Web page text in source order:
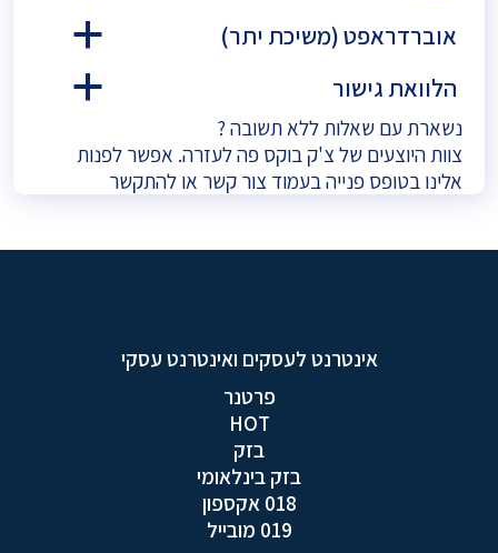
a
אוברדראפט (משיכת יתר)
a
הלוואת גישור
נשארת עם שאלות ללא תשובה ?
צוות היוצעים של צ'ק בוקס פה לעזרה. אפשר לפנות
אלינו בטופס פנייה בעמוד צור קשר או להתקשר
אינטרנט לעסקים ואינטרנט עסקי
פרטנר
HOT
בזק
בזק בינלאומי
018 אקספון
019 מובייל